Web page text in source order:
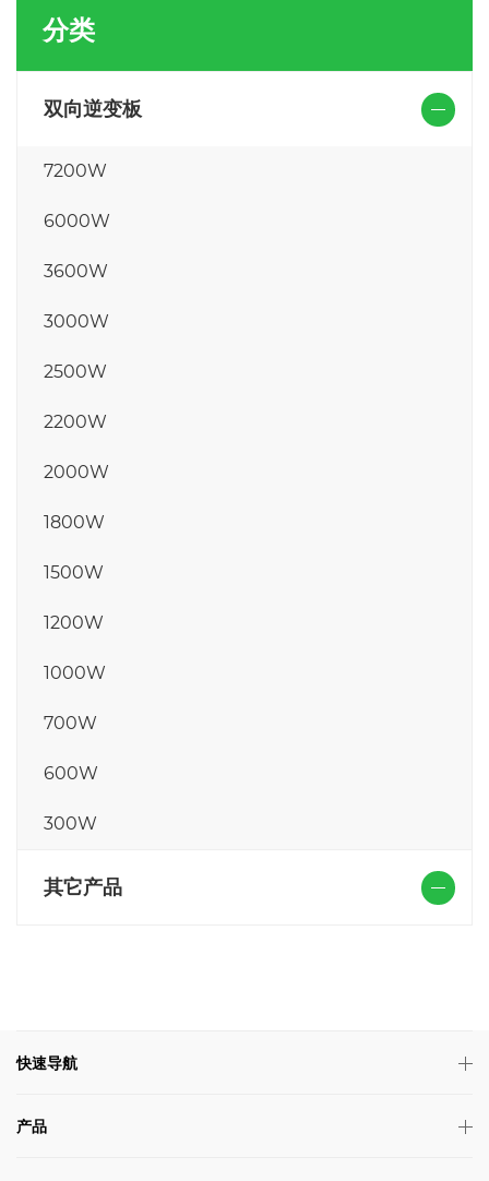
分类
双向逆变板
7200W
6000W
3600W
3000W
2500W
2200W
2000W
1800W
1500W
1200W
1000W
700W
600W
300W
其它产品
快速导航
产品